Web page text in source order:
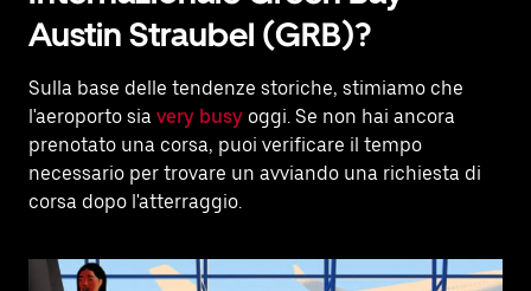
Austin Straubel (GRB)?
Sulla base delle tendenze storiche, stimiamo che
l'aeroporto sia very busy oggi. Se non hai ancora
prenotato una corsa, puoi verificare il tempo
necessario per trovare un avviando una richiesta di
corsa dopo l'atterraggio.